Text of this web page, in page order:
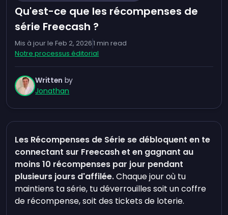
Qu'est-ce que les récompenses de
série Freecash ?
Mis à jour le Feb 2, 20261 min read
Notre processus éditorial
Written by
Jonathan
Les Récompenses de Série se débloquent en te
connectant sur Freecash et en gagnant au
moins 10 récompenses par jour pendant
plusieurs jours d'affilée.Chaque jour où tu
maintiens ta série, tu déverrouilles soit un coffre
de récompense, soit des tickets de loterie.